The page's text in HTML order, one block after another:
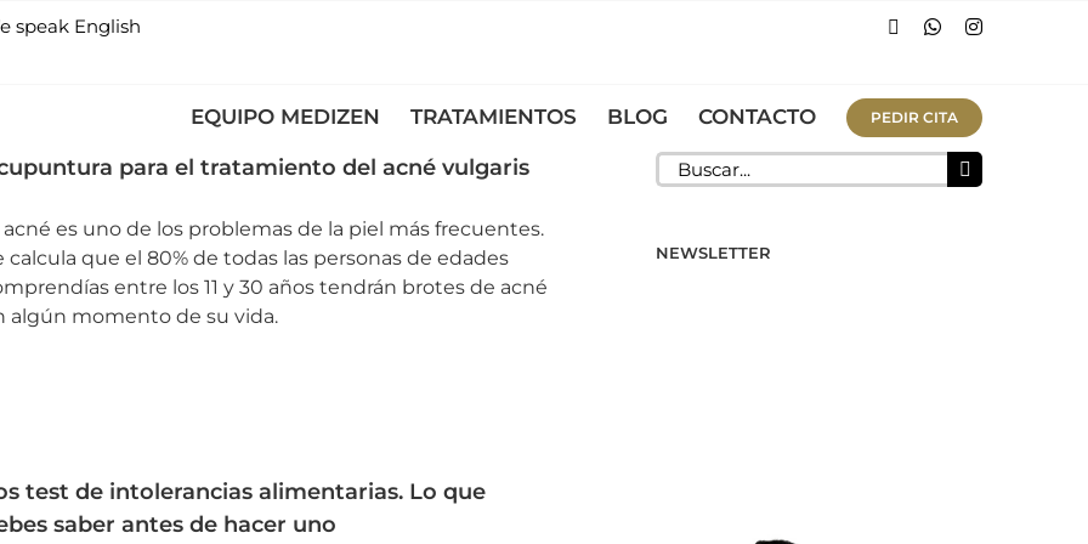
speak English FacebookWhatsAppInstagram
EQUIPO MEDIZEN TRATAMIENTOS BLOG CONTACTO PEDIR CITA
para el tratamiento del acné vulgaris
acné es uno de los problemas de la piel más frecuentes.
calcula que el 80% de todas las personas de edades
entre los 11 y 30 años tendrán brotes de acné
algún momento de su vida.
test de intolerancias alimentarias. Lo que
saber antes de hacer uno
Buscar:
NEWSLETTER